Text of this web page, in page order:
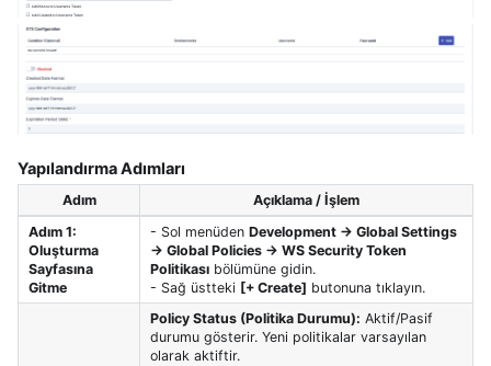
Yapılandırma Adımları
Adım
Açıklama / İşlem
Adım 1:
Oluşturma
Sayfasına
Gitme
- Sol menüden Development → Global Settings
→ Global Policies → WS Security Token
Politikasıbölümüne gidin.
- Sağ üstteki [+ Create] butonuna tıklayın.
Policy Status (Politika Durumu): Aktif/Pasif
durumu gösterir. Yeni politikalar varsayılan
olarak aktiftir.